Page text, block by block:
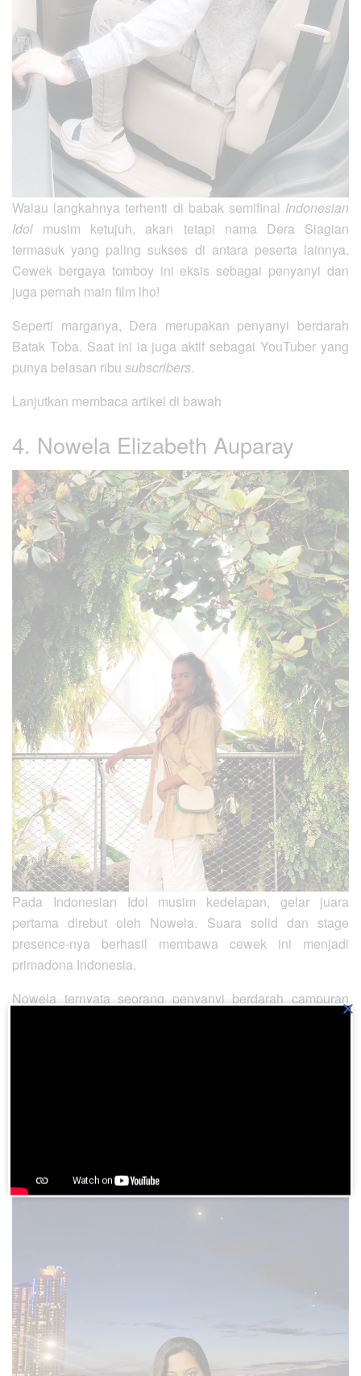
Walau langkahnya terhenti di babak semifinal Indonesian
Idol musim ketujuh, akan tetapi nama Dera Siagian
termasuk yang paling sukses di antara peserta lainnya.
Cewek bergaya tomboy ini eksis sebagai penyanyi dan
juga pernah main film lho!
Seperti marganya, Dera merupakan penyanyi berdarah
Batak Toba. Saat ini ia juga aktif sebagai YouTuber yang
punya belasan ribu subscribers.
Lanjutkan membaca artikel di bawah
4. Nowela Elizabeth Auparay
Pada Indonesian Idol musim kedelapan, gelar juara
pertama direbut oleh Nowela. Suara solid dan stage
presence-nya berhasil membawa cewek ini menjadi
primadona Indonesia.
Nowela ternyata seorang penyanyi berdarah campuran
Batak dan Papua. Ibunya punya marga Sinaga sementara×